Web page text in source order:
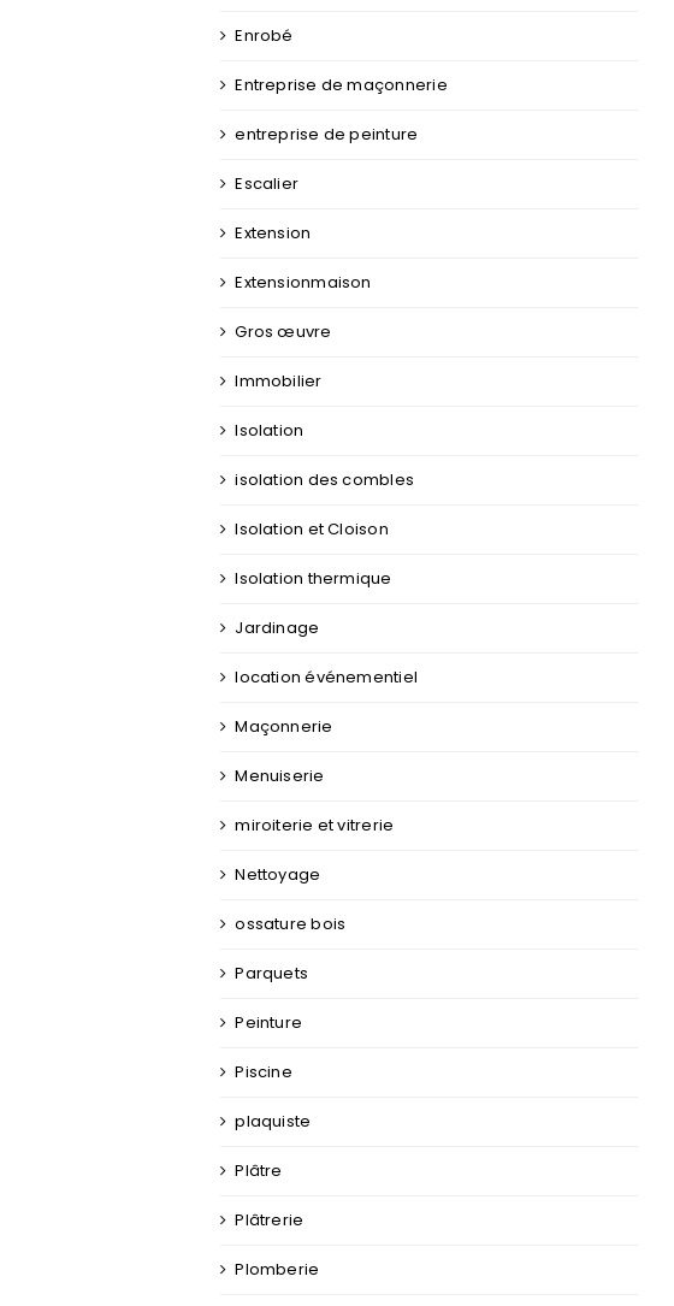
Enrobé
Entreprise de maçonnerie
entreprise de peinture
Escalier
Extension
Extensionmaison
Gros œuvre
Immobilier
Isolation
isolation des combles
Isolation et Cloison
Isolation thermique
Jardinage
location événementiel
Maçonnerie
Menuiserie
miroiterie et vitrerie
Nettoyage
ossature bois
Parquets
Peinture
Piscine
plaquiste
Plâtre
Plâtrerie
Plomberie